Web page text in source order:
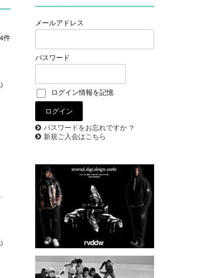
件
メールアドレス
パスワード
ログイン情報を記憶
パスワードをお忘れですか ?
新規ご入会はこちら